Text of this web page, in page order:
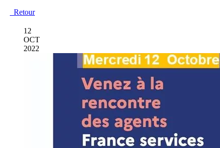
Retour
12
OCT
2022